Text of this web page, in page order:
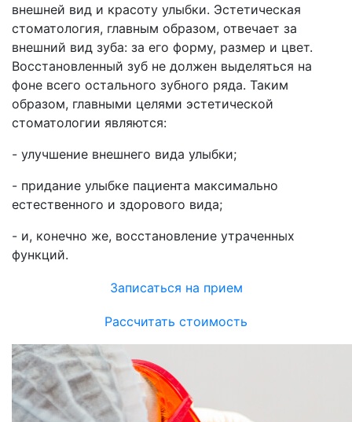
внешней вид и красоту улыбки. Эстетическая
стоматология, главным образом, отвечает за
внешний вид зуба: за его форму, размер и цвет.
Восстановленный зуб не должен выделяться на
фоне всего остального зубного ряда. Таким
образом, главными целями эстетической
стоматологии являются:
- улучшение внешнего вида улыбки;
- придание улыбке пациента максимально
естественного и здорового вида;
- и, конечно же, восстановление утраченных
функций.
Записаться на прием
Рассчитать стоимость